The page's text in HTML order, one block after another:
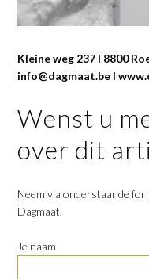
Kleine weg 237 I 8800
info@dagmaat.be I
Wenst u
over dit
Neem via onderstaande
Dagmaat.
Je naam